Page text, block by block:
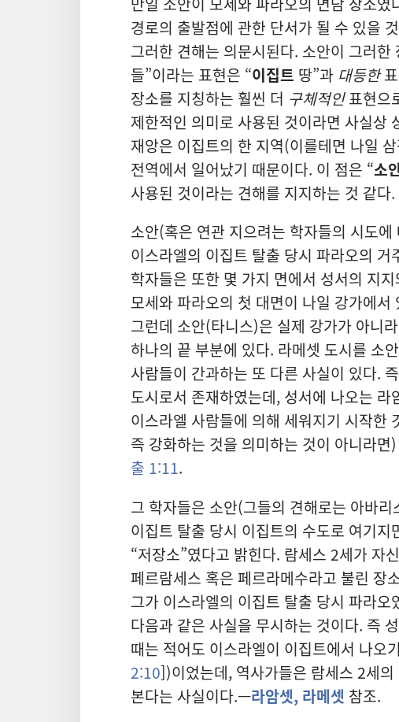
경로의 출발점에 관한 단서가 될 수 있을
그러한 견해는 의문시된다. 소안이 그러한
들”이라는 표현은 “이집트 땅”과 대등한표
장소를 지칭하는 훨씬 더 구체적인표현으
제한적인 의미로 사용된 것이라면 사실상
재앙은 이집트의 한 지역(이를테면 나일
전역에서 일어났기 때문이다. 이 점은 “소
사용된 것이라는 견해를 지지하는 것 같다.
소안(혹은 연관 지으려는 학자들의 시도
이스라엘의 이집트 탈출 당시 파라오의
학자들은 또한 몇 가지 면에서 성서의 지
모세와 파라오의 첫 대면이 나일 강가에서
그런데 소안(타니스)은 실제 강가가 아니
하나의 끝 부분에 있다. 라메셋 도시를 소
사람들이 간과하는 또 다른 사실이 있다.
도시로서 존재하였는데, 성서에 나오는 라
이스라엘 사람들에 의해 세워지기 시작한
즉 강화하는 것을 의미하는 것이 아니라
출 1:11.
그 학자들은 소안(그들의 견해로는 아바
이집트 탈출 당시 이집트의 수도로 여기지
“저장소”였다고 밝힌다. 람세스 2세가 자
페르람세스 혹은 페르라메수라고 불린 장
그가 이스라엘의 이집트 탈출 당시 파라
다음과 같은 사실을 무시하는 것이다. 즉
때는 적어도 이스라엘이 이집트에서 나오
2:10])이었는데, 역사가들은 람세스 2세
본다는 사실이다.—라암셋, 라메셋 참조.